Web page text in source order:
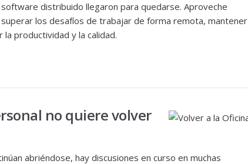
distribuido llegaron para quedarse. Aproveche
los desafíos de trabajar de forma remota, mantener
productividad y la calidad.
no quiere volver
abriéndose, hay discusiones en curso en muchas